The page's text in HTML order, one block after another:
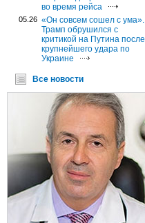
во время рейса
05.26 «Он совсем сошел с ума».
Трамп обрушился с
критикой на Путина после
крупнейшего удара по
Украине
Все новости